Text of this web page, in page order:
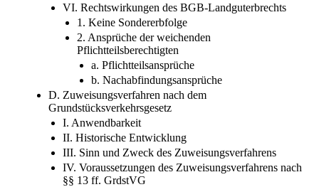
VI. Rechtswirkungen des BGB-Landguterbrechts
1. Keine Sondererbfolge
2. Ansprüche der weichenden
Pflichtteilsberechtigten
a. Pflichtteilsansprüche
b. Nachabfindungsansprüche
D. Zuweisungsverfahren nach dem
Grundstücksverkehrsgesetz
I. Anwendbarkeit
II. Historische Entwicklung
III. Sinn und Zweck des Zuweisungsverfahrens
IV. Voraussetzungen des Zuweisungsverfahrens nach
§§ 13 ff. GrdstVG